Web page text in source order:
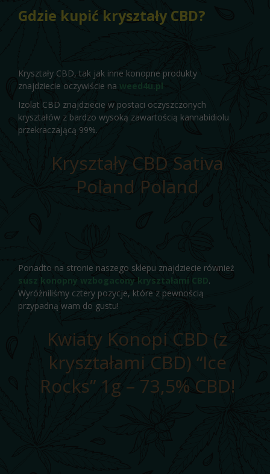
Gdzie kupić kryształy CBD?
Kryształy CBD, tak jak inne konopne produkty
znajdziecie oczywiście na weed4u.pl
Izolat CBD znajdziecie w postaci oczyszczonych
kryształów z bardzo wysoką zawartością kannabidiolu
przekraczającą 99%.
Kryształy CBD Sativa
Poland Poland
Ponadto na stronie naszego sklepu znajdziecie również
susz konopny wzbogacony kryształami CBD.
Wyróżniliśmy cztery pozycje, które z pewnością
przypadną wam do gustu!
Kwiaty Konopi CBD (z
kryształami CBD) “Ice
Rocks” 1g – 73,5% CBD!